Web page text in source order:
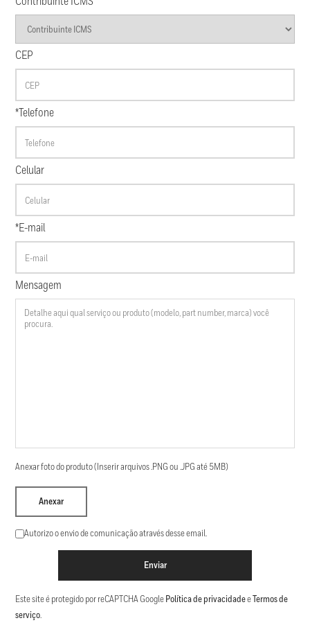
CEP
*Telefone
Celular
*E-mail
Mensagem
Anexar foto do produto (Inserir arquivos .PNG ou .JPG até 5MB)
Anexar
Autorizo o envio de comunicação através desse email.
Enviar
Este site é protegido por reCAPTCHA Google Política de privacidadee Termos de
serviço.